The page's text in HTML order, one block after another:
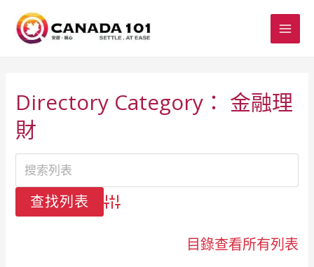
Directory Category： 金融理
財
高級搜索
目錄查看所有列表